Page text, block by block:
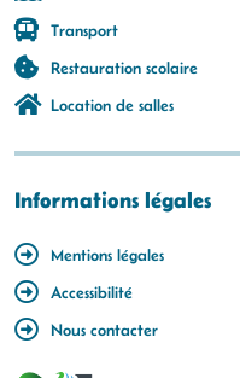
Transport
Restauration scolaire
Location de salles
Informations légales
Mentions légales
Accessibilité
Nous contacter